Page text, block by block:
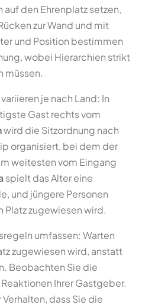
auf den Ehrenplatz setzen,
zur Wand und mit
und Position bestimmen
wobei Hierarchien strikt
müssen.
je nach Land: In
Gast rechts vom
wird die Sitzordnung nach
organisiert, bei dem der
weitesten vom Eingang
spielt das Alter eine
und jüngere Personen
Platz zugewiesen wird.
umfassen: Warten
zugewiesen wird, anstatt
Beobachten Sie die
Ihrer Gastgeber.
dass Sie die